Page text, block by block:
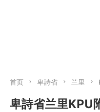
首页 卑詩省 兰里
卑詩省兰里KPU